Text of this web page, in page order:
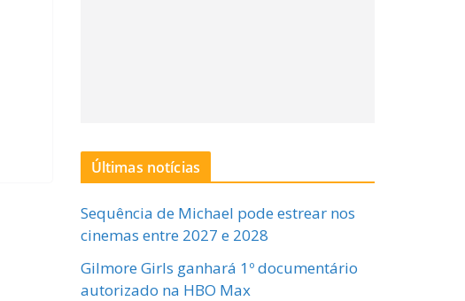
Últimas notícias
Sequência de Michael pode estrear nos
cinemas entre 2027 e 2028
Gilmore Girls ganhará 1º documentário
autorizado na HBO Max